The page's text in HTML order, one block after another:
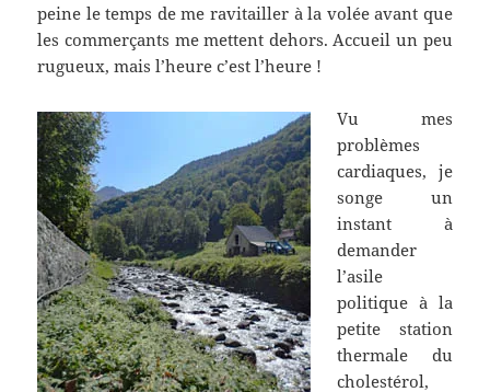
peine le temps de me ravitailler à la volée avant que
les commerçants me mettent dehors. Accueil un peu
rugueux, mais l’heure c’est l’heure !
Vu mes
problèmes
cardiaques, je
songe un
instant à
demander
l’asile
politique à la
petite station
thermale du
cholestérol,